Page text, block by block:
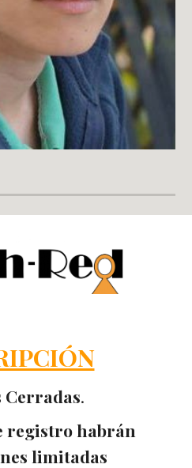
Cerradas.
registro habrán
limitadas